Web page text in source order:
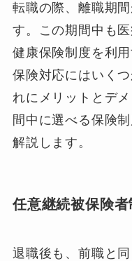
転職の際、離職期
す。この期間中も
健康保険制度を利
保険対応にはいく
れにメリットとデ
間中に選べる保険
解説します。
任意継続被保険
退職後も、前職と